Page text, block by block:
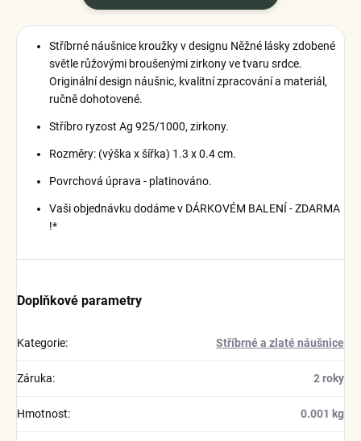
Stříbrné náušnice kroužky v designu Něžné lásky zdobené
světle růžovými broušenými zirkony ve tvaru srdce.
Originální design náušnic, kvalitní zpracování a materiál,
ručně dohotovené.
Stříbro ryzost Ag 925/1000, zirkony.
Rozměry: (výška x šířka) 1.3 x 0.4 cm.
Povrchová úprava - platinováno.
Vaši objednávku dodáme v DÁRKOVÉM BALENÍ - ZDARMA
!*
Doplňkové parametry
Kategorie: Stříbrné a zlaté náušnice
Záruka: 2 roky
Hmotnost: 0.001 kg